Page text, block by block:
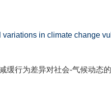
variations in climate change
缓行为差异对社会-气候动态